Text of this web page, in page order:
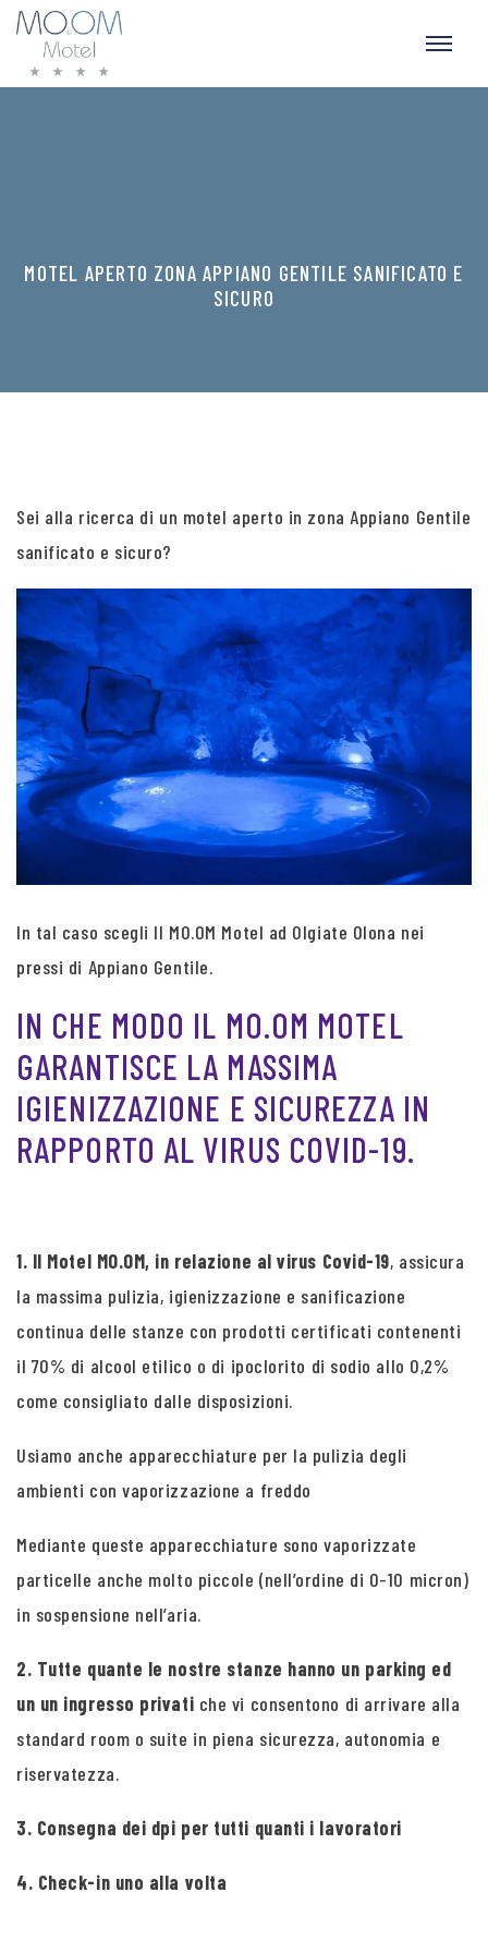
MOTEL APERTO ZONA APPIANO GENTILE SANIFICATO E
SICURO
Sei alla ricerca di un motel aperto in zona Appiano Gentile
sanificato e sicuro?
In tal caso scegli Il MO.OM Motel ad Olgiate Olona nei
pressi di Appiano Gentile.
IN CHE MODO IL MO.OM MOTEL
GARANTISCE LA MASSIMA
IGIENIZZAZIONE E SICUREZZA IN
RAPPORTO AL VIRUS COVID-19.
1. Il Motel MO.OM, in relazione al virus Covid-19, assicura
la massima pulizia, igienizzazione e sanificazione
continua delle stanze con prodotti certificati contenenti
il 70% di alcool etilico o di ipoclorito di sodio allo 0,2%
come consigliato dalle disposizioni.
Usiamo anche apparecchiature per la pulizia degli
ambienti con vaporizzazione a freddo
Mediante queste apparecchiature sono vaporizzate
particelle anche molto piccole (nell’ordine di 0-10 micron)
in sospensione nell’aria.
2. Tutte quante le nostre stanze hanno un parking ed
un un ingresso privati che vi consentono di arrivare alla
standard room o suite in piena sicurezza, autonomia e
riservatezza.
3. Consegna dei dpi per tutti quanti i lavoratori
4. Check-in uno alla volta